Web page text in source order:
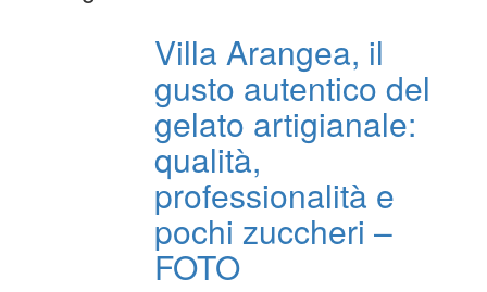
Villa Arangea, il
gusto autentico del
gelato artigianale:
qualità,
professionalità e
pochi zuccheri –
FOTO